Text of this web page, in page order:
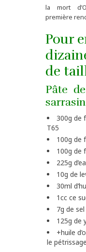
la mort
première
Pour
de
Pâte
300g de
T65
100g de
100g de
225g
10g de
30ml
1cc ce
7g de sel
125g de
+huile
le pétrissage